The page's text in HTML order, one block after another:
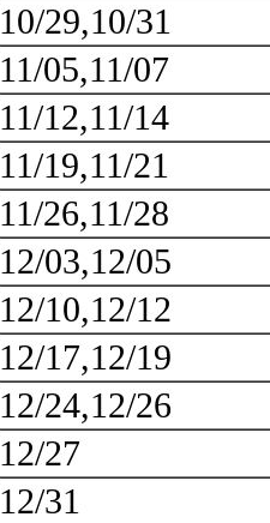
10/29,10/31
11/05,11/07
11/12,11/14
11/19,11/21
11/26,11/28
12/03,12/05
12/10,12/12
12/17,12/19
12/24,12/26
12/27
12/31